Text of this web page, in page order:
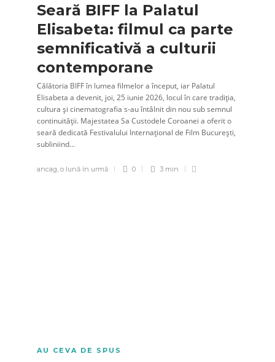
Seară BIFF la Palatul
Elisabeta: filmul ca parte
semnificativă a culturii
contemporane
Călătoria BIFF în lumea filmelor a început, iar Palatul
Elisabeta a devenit, joi, 25 iunie 2026, locul în care tradiția,
cultura și cinematografia s-au întâlnit din nou sub semnul
continuității. Majestatea Sa Custodele Coroanei a oferit o
seară dedicată Festivalului Internațional de Film București,
subliniind…
ancag, o lună în urmă 0 3 min
AU CEVA DE SPUS